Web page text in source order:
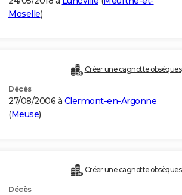
Moselle)
Créer une cagnotte obsèques
Décès
27/08/2006 à Clermont-en-Argonne
(Meuse)
Créer une cagnotte obsèques
Décès